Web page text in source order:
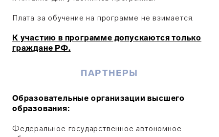
Плата за обучение на программе не взимается.
К участию в программе допускаются только
граждане РФ.
ПАРТНЕРЫ
Образовательные организации высшего
образования:
Федеральное государственное автономное